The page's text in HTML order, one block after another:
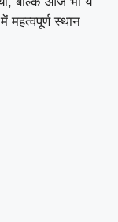
महत्वपूर्ण स्थान